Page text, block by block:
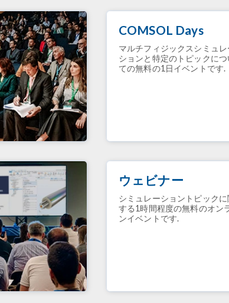
COMSOL Days
マルチフィジックスシミュレ
ションと特定のトピックにつ
ての無料の1日イベントです.
ウェビナー
シミュレーショントピックに
する1時間程度の無料のオン
ンイベントです.